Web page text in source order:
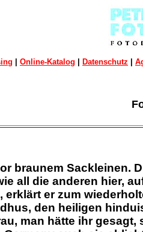
| Online-Katalog | Datenschutz |
braunem Sackleinen.
all die anderen hier,
erklärt er zum
den heiligen
man hätte ihr